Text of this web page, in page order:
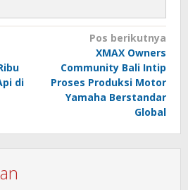
di
Pos berikutnya
XMAX Owners
Community Bali Intip
Proses Produksi Motor
Yamaha Berstandar
Global